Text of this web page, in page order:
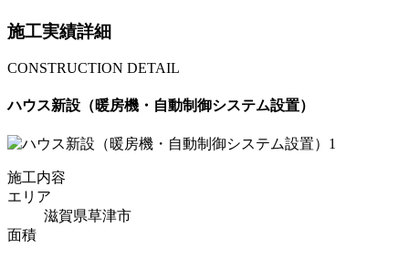
施工実績詳細
CONSTRUCTION DETAIL
ハウス新設（暖房機・自動制御システム設置）
施工内容
エリア
滋賀県草津市
面積